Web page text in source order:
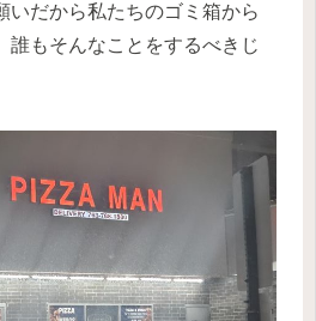
いだから私たちのゴミ箱から
誰もそんなことをするべきじ